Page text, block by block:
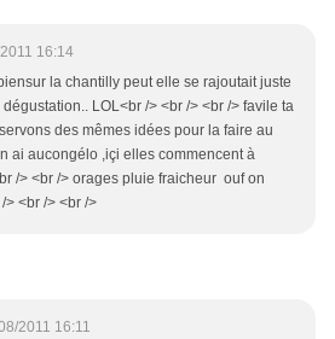
16:14
la chantilly peut elle se rajoutait juste
LOL<br /> <br /> <br /> favile ta
des mêmes idées pour la faire au
ai aucongélo ,içi elles commencent à
/> <br /> orages pluie fraicheur ouf on
> <br /> <br />
2011 16:11